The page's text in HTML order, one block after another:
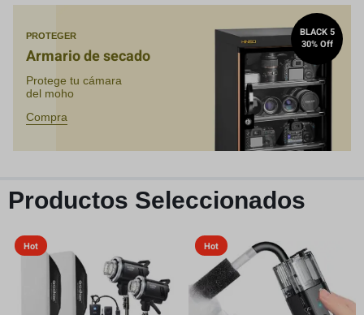
PROTEGER
Armario de secado
Protege tu cámara
del moho
Compra
BLACK 5
30% Off
Productos Seleccionados
Hot Hot